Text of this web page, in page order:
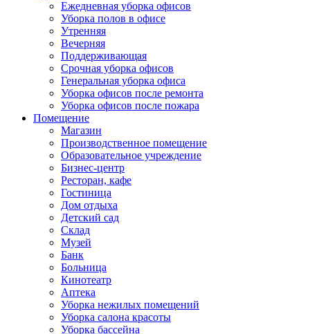
Ежедневная уборка офисов
Уборка полов в офисе
Утренняя
Вечерняя
Поддерживающая
Срочная уборка офисов
Генеральная уборка офиса
Уборка офисов после ремонта
Уборка офисов после пожара
Помещение
Магазин
Производственное помещение
Образовательное учреждение
Бизнес-центр
Ресторан, кафе
Гостиница
Дом отдыха
Детский сад
Склад
Музей
Банк
Больница
Кинотеатр
Аптека
Уборка нежилых помещений
Уборка салона красоты
Уборка бассейна